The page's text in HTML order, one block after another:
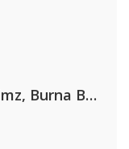
Coldplay ft. Little Simz, Burna Boy, Elyanna & Tini